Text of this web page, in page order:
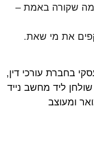
מה שקורה באמת –
את מי שאת.